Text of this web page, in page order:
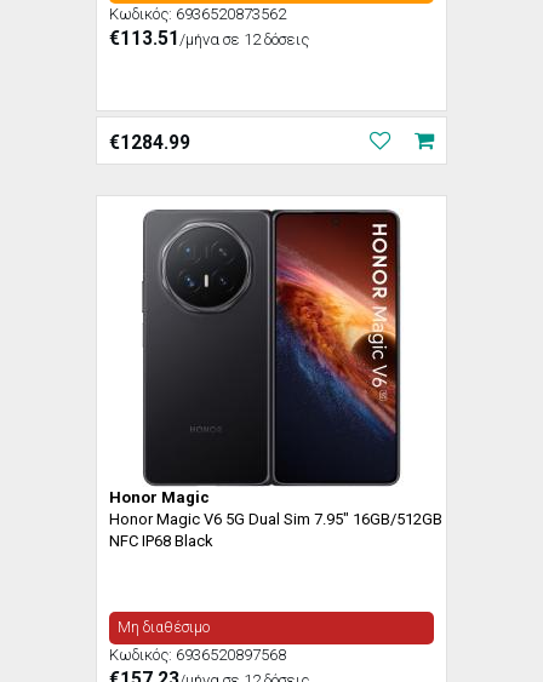
Κωδικός: 6936520873562
€113.51 /μήνα σε 12 δόσεις
€1284.99
Honor Magic
Honor Magic V6 5G Dual Sim 7.95" 16GB/512GB
NFC IP68 Black
Μη διαθέσιμο
Κωδικός: 6936520897568